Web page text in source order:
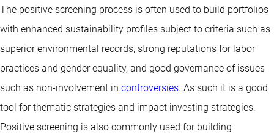
The positive screening process is often used to build portfolios
with enhanced sustainability profiles subject to criteria such as
superior environmental records, strong reputations for labor
practices and gender equality, and good governance of issues
such as non-involvement in controversies. As such it is a good
tool for thematic strategies and impact investing strategies.
Positive screening is also commonly used for building